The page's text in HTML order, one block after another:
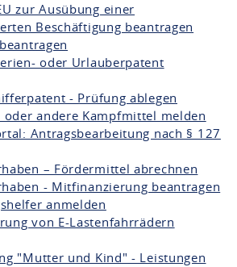
zur Ausübung einer
Beschäftigung beantragen
oder Urlauberpatent
- Prüfung ablegen
oder andere Kampfmittel melden
Antragsbearbeitung nach § 127
– Fördermittel abrechnen
- Mitfinanzierung beantragen
anmelden
von E-Lastenfahrrädern
"Mutter und Kind" - Leistungen